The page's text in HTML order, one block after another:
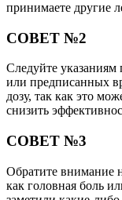
принимаете другие
СОВЕТ №2
Следуйте
или предписанных
дозу, так как это
снизить
СОВЕТ №3
Обратите внимание
как головная боль